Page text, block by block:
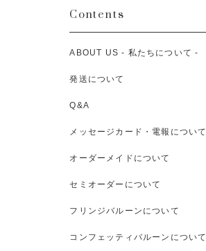
Contents
ABOUT US - 私たちについて -
発送について
Q&A
メッセージカード・電報について
オーダーメイドについて
セミオーダーについて
フリンジバルーンについて
コンフェッティバルーンについて